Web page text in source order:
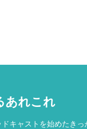
あれこれ
キャストを始めたき